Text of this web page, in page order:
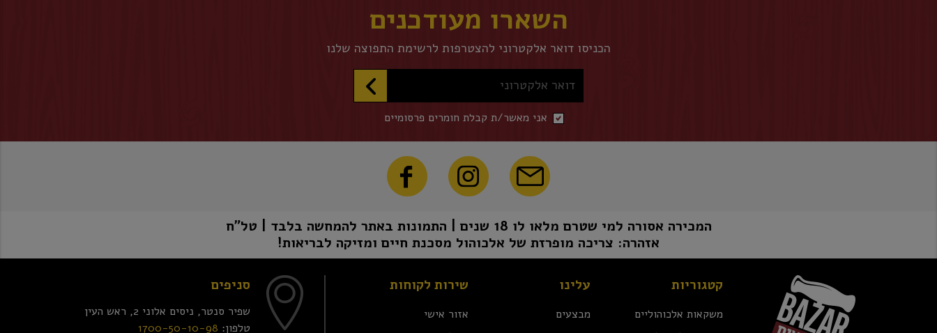
השארו מעודכנים
הכניסו דואר אלקטרוני להצטרפות לרשימת התפוצה שלנו
דואר אלקטרוני
אני מאשר/ת קבלת חומרים פרסומיים
המכירה אסורה למי שטרם מלאו לו 18 שנים | התמונות באתר להמחשה בלבד | טל"ח
אזהרה: צריכה מופרזת של אלכוהול מסכנת חיים ומזיקה לבריאות!
קטגוריות
משקאות אלכוהוליים
עלינו
מבצעים
שירות לקוחות
אזור אישי
סניפים
שפיר סנטר, ניסים אלוני 2, ראש העין
טלפון: 1700-50-10-98